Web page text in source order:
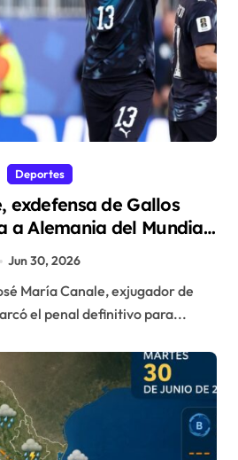
Deportes
exdefensa de Gallos
a Alemania del Mundial
2026
Jun 30, 2026
María Canale, exjugador de
el penal definitivo para...